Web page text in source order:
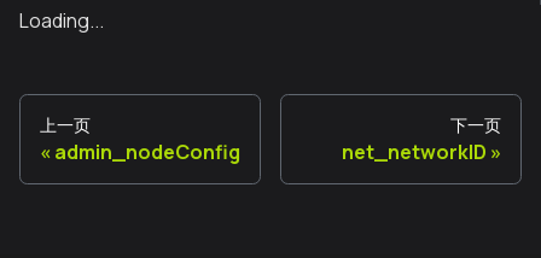
Loading...
上一页
admin_nodeConfig
下一页
net_networkID